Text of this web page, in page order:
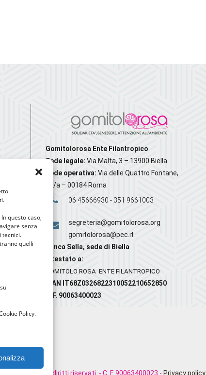
In questo caso,
senza
tecnici.
quelli
Policy.
Gomitolorosa Ente Filantropico
Sede legale: Via Malta, 3 – 13900 Biella
Sede operativa: Via delle Quattro Fontane,
20/a – 00184 Roma
06 45666930 - 351 9661003
segreteria@gomitolorosa.org
gomitolorosa@pec.it
Banca Sella, sede di Biella
Intestato a:
GOMITOLO ROSA ENTE FILANTROPICO
IBAN IT68Z0326822310052210652850
C.F. 90063400023
Tutti i diritti riservati. - C. F. 90063400023 - Privacy policy